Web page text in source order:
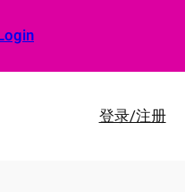
登录/注册